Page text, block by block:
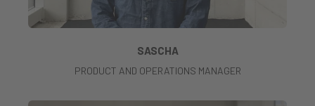
SASCHA
PRODUCT AND OPERATIONS MANAGER